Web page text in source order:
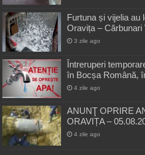
Furtuna și vijelia au
Oravița – Cărbunari
3 zile ago
Întreruperi
în Bocșa Română,
4 zile ago
ANUNŢ OPRIRE
ORAVIȚA –
4 zile ago